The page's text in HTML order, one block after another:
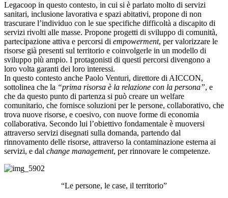
Legacoop in questo contesto, in cui si è parlato molto di servizi
sanitari, inclusione lavorativa e spazi abitativi, propone di non
trascurare l’individuo con le sue specifiche difficoltà a discapito di
servizi rivolti alle masse. Propone progetti di sviluppo di comunità,
partecipazione attiva e percorsi di empowerment, per valorizzare le
risorse già presenti sul territorio e coinvolgerle in un modello di
sviluppo più ampio. I protagonisti di questi percorsi divengono a
loro volta garanti dei loro interessi.
In questo contesto anche Paolo Venturi, direttore di AICCON,
sottolinea che la “prima risorsa è la relazione con la persona”, e
che da questo punto di partenza si può creare un welfare
comunitario, che fornisce soluzioni per le persone, collaborativo, che
trova nuove risorse, e coesivo, con nuove forme di economia
collaborativa. Secondo lui l’obiettivo fondamentale è muoversi
attraverso servizi disegnati sulla domanda, partendo dal
rinnovamento delle risorse, attraverso la contaminazione esterna ai
servizi, e dal change management, per rinnovare le competenze.
“Le persone, le case, il territorio”